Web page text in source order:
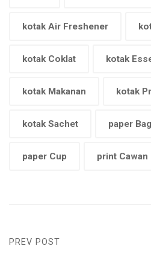
kotak Air Freshener
kotak Coklat kotak
kotak Makanan kotak
kotak Sachet paper Bag
paper Cup print Cawan
PREV POST